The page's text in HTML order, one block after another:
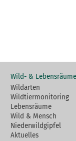
Wild- & Lebensräume
Wildarten
Wildtiermonitoring
Lebensräume
Wild & Mensch
Niederwildgipfel
Aktuelles